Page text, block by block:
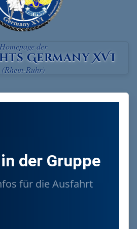
Homepage der
Germany XVI
(Rhein-Ruhr)
der Gruppe
für die Ausfahrt